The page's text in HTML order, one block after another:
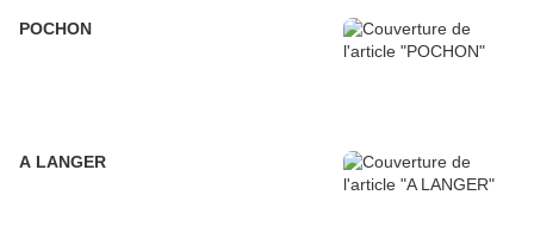
POCHON
A LANGER